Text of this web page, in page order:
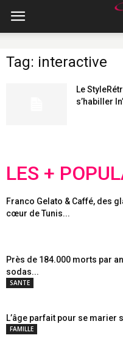
Tag: interactive
Le
s’habiller
LES +
Franco Gelato & Caffé, des
cœur de Tunis...
Près de 184.000 morts par
sodas...
SANTE
L’âge parfait pour se marier
FAMILLE